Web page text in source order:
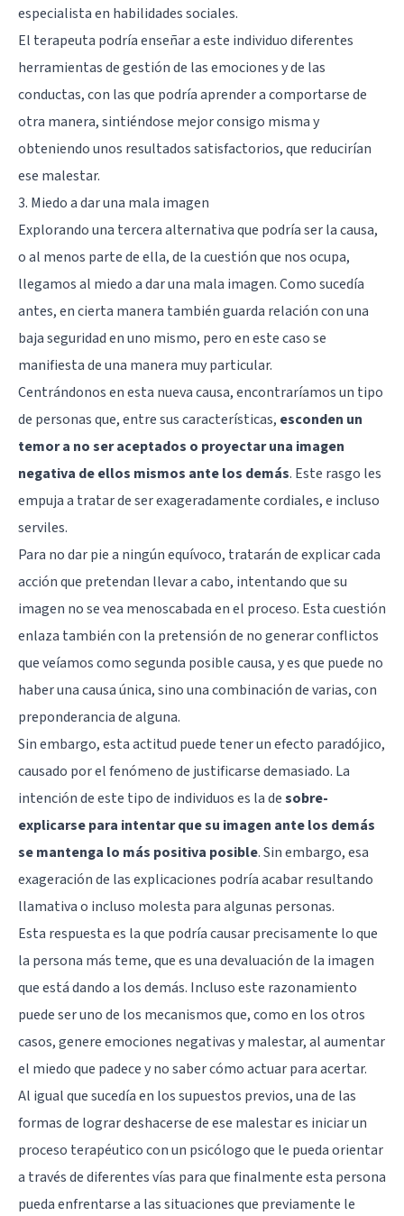
especialista en habilidades sociales.
El terapeuta podría enseñar a este individuo diferentes
herramientas de gestión de las emociones y de las
conductas, con las que podría aprender a comportarse de
otra manera, sintiéndose mejor consigo misma y
obteniendo unos resultados satisfactorios, que reducirían
ese malestar.
3. Miedo a dar una mala imagen
Explorando una tercera alternativa que podría ser la causa,
o al menos parte de ella, de la cuestión que nos ocupa,
llegamos al miedo a dar una mala imagen. Como sucedía
antes, en cierta manera también guarda relación con una
baja seguridad en uno mismo, pero en este caso se
manifiesta de una manera muy particular.
Centrándonos en esta nueva causa, encontraríamos un tipo
de personas que, entre sus características, esconden un
temor a no ser aceptados o proyectar una imagen
negativa de ellos mismos ante los demás. Este rasgo les
empuja a tratar de ser exageradamente cordiales, e incluso
serviles.
Para no dar pie a ningún equívoco, tratarán de explicar cada
acción que pretendan llevar a cabo, intentando que su
imagen no se vea menoscabada en el proceso. Esta cuestión
enlaza también con la pretensión de no generar conflictos
que veíamos como segunda posible causa, y es que puede no
haber una causa única, sino una combinación de varias, con
preponderancia de alguna.
Sin embargo, esta actitud puede tener un efecto paradójico,
causado por el fenómeno de justificarse demasiado. La
intención de este tipo de individuos es la desobre-
explicarse para intentar que su imagen ante los demás
se mantenga lo más positiva posible. Sin embargo, esa
exageración de las explicaciones podría acabar resultando
llamativa o incluso molesta para algunas personas.
Esta respuesta es la que podría causar precisamente lo que
la persona más teme, que es una devaluación de la imagen
que está dando a los demás. Incluso este razonamiento
puede ser uno de los mecanismos que, como en los otros
casos, genere emociones negativas y malestar, al aumentar
el miedo que padece y no saber cómo actuar para acertar.
Al igual que sucedía en los supuestos previos, una de las
formas de lograr deshacerse de ese malestar es iniciar un
proceso terapéutico con un psicólogo que le pueda orientar
a través de diferentes vías para que finalmente esta persona
pueda enfrentarse a las situaciones que previamente le